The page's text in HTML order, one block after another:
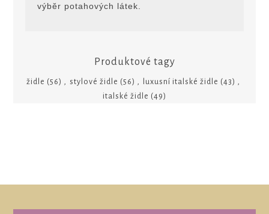
výbĕr potahových látek.
Produktové tagy
židle (56) stylové židle (56) luxusní italské židle (43)
italské židle (49)